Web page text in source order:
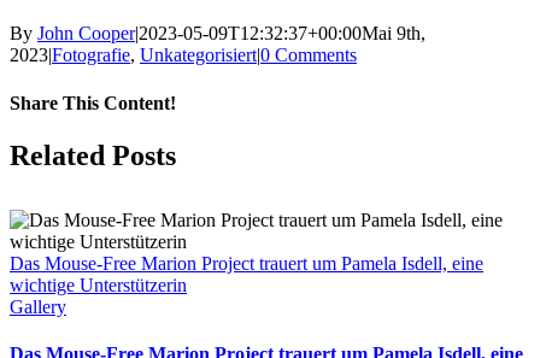
By John Cooper|2023-05-09T12:32:37+00:00Mai 9th,
2023|Fotografie, Unkategorisiert|0 Comments
Share This Content!
Facebook
X
LinkedIn
WhatsApp
Tumblr
Pinterest
Email
Related Posts
Das Mouse-Free Marion Project trauert um Pamela Isdell, eine
wichtige Unterstützerin
Gallery